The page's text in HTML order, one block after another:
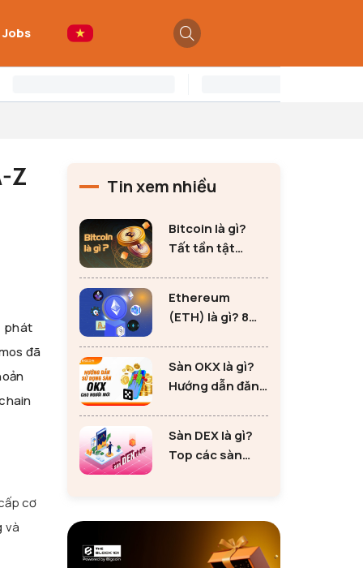
Z
phát
đã
cơ
và
Tin xem nhiều
Bitcoin là gì?
Tất tần tật
Bitcoin
Ethereum
(ETH) là gì? 8
tư Ethereum
Sàn OKX là gì?
Hướng dẫn đăng
mới
Sàn DEX là gì?
Top các sàn